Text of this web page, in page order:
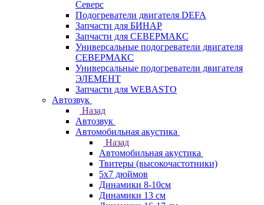
Северс
Подогреватели двигателя DEFA
Запчасти для БИНАР
Запчасти для СЕВЕРМАКС
Универсальные подогреватели двигателя
СЕВЕРМАКС
Универсальные подогреватели двигателя
ЭЛЕМЕНТ
Запчасти для WEBASTO
Автозвук
Назад
Автозвук
Автомобильная акустика
Назад
Автомобильная акустика
Твитеры (высокочастотники)
5x7 дюймов
Динамики 8-10см
Динамики 13 см